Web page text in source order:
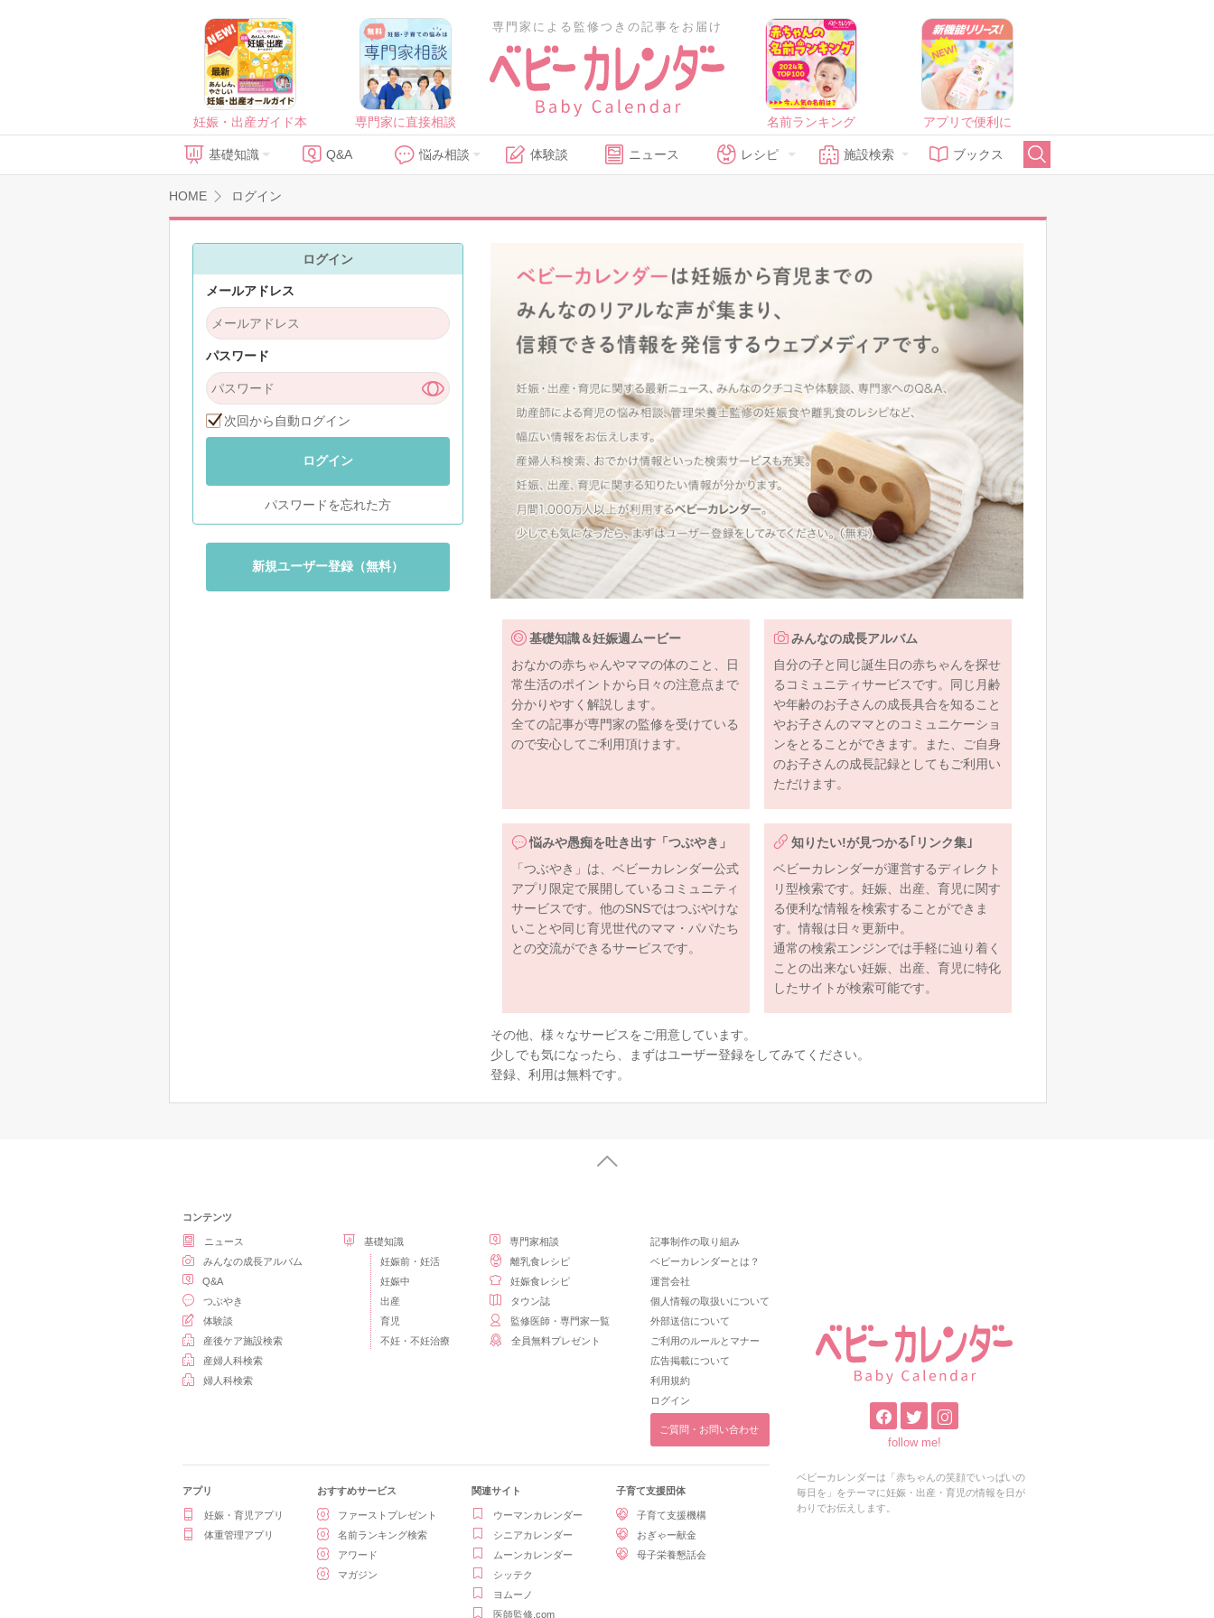
妊娠・出産ガイド本 専門家に直接相談
専門家による監修つきの記事をお届け
名前ランキング アプリで便利に
基礎知識 Q&A 悩み相談 体験談 ニュース レシピ 施設検索 ブックス
HOME ログイン
ログイン
メールアドレス
パスワード
次回から自動ログイン
ログイン
パスワードを忘れた方
新規ユーザー登録（無料）
基礎知識＆妊娠週ムービー
おなかの赤ちゃんやママの体のこと、日
常生活のポイントから日々の注意点まで
分かりやすく解説します。
全ての記事が専門家の監修を受けている
ので安心してご利用頂けます。
みんなの成長アルバム
自分の子と同じ誕生日の赤ちゃんを探せ
るコミュニティサービスです。同じ月齢
や年齢のお子さんの成長具合を知ること
やお子さんのママとのコミュニケーショ
ンをとることができます。また、ご自身
のお子さんの成長記録としてもご利用い
ただけます。
悩みや愚痴を吐き出す「つぶやき」
「つぶやき」は、ベビーカレンダー公式
アプリ限定で展開しているコミュニティ
サービスです。他のSNSではつぶやけな
いことや同じ育児世代のママ・パパたち
との交流ができるサービスです。
知りたい!が見つかる｢リンク集｣
ベビーカレンダーが運営するディレクト
リ型検索です。妊娠、出産、育児に関す
る便利な情報を検索することができま
す。情報は日々更新中。
通常の検索エンジンでは手軽に辿り着く
ことの出来ない妊娠、出産、育児に特化
したサイトが検索可能です。
その他、様々なサービスをご用意しています。
少しでも気になったら、まずはユーザー登録をしてみてください。
登録、利用は無料です。
コンテンツ
ニュース
みんなの成長アルバム
Q&A
つぶやき
体験談
産後ケア施設検索
産婦人科検索
婦人科検索
基礎知識
妊娠前・妊活
妊娠中
出産
育児
不妊・不妊治療
専門家相談
離乳食レシピ
妊娠食レシピ
タウン誌
監修医師・専門家一覧
全員無料プレゼント
記事制作の取り組み
ベビーカレンダーとは？
運営会社
個人情報の取扱いについて
外部送信について
ご利用のルールとマナー
広告掲載について
利用規約
ログイン
ご質問・お問い合わせ
アプリ
妊娠・育児アプリ
体重管理アプリ
おすすめサービス
ファーストプレゼント
名前ランキング検索
アワード
マガジン
関連サイト
ウーマンカレンダー
シニアカレンダー
ムーンカレンダー
シッテク
ヨムーノ
医師監修.com
子育て支援団体
子育て支援機構
おぎゃー献金
母子栄養懇話会
follow me!
ベビーカレンダーは「赤ちゃんの笑顔でいっぱいの
毎日を」をテーマに妊娠・出産・育児の情報を日が
わりでお伝えします。